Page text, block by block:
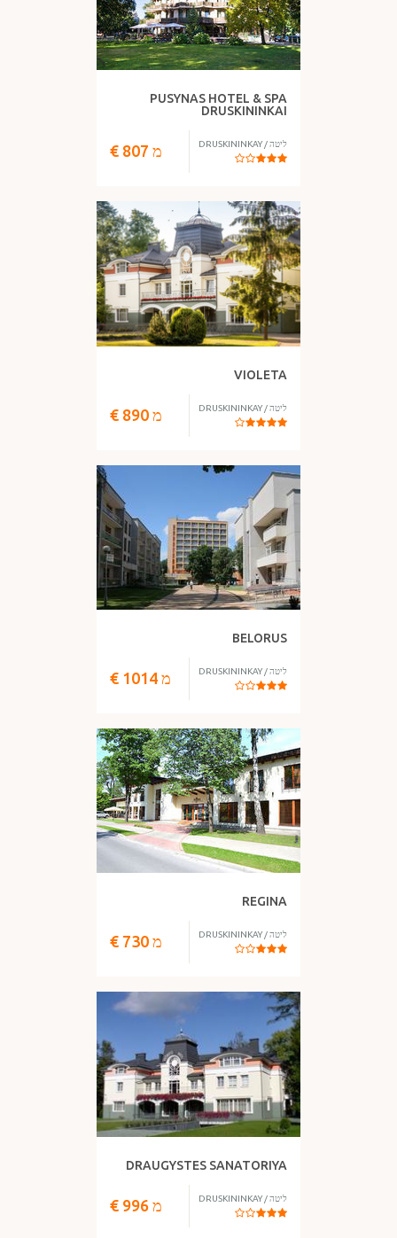
PUSYNAS HOTEL & SPA
DRUSKININKAI
ליטה/
DRUSKININKAY מ 807
€
VIOLETA
ליטה/
DRUSKININKAY מ 890
€
BELORUS
ליטה/
DRUSKININKAY מ 1014
€
REGINA
ליטה/
DRUSKININKAY מ 730
€
DRAUGYSTES SANATORIYA
ליטה/
DRUSKININKAY מ 996
€